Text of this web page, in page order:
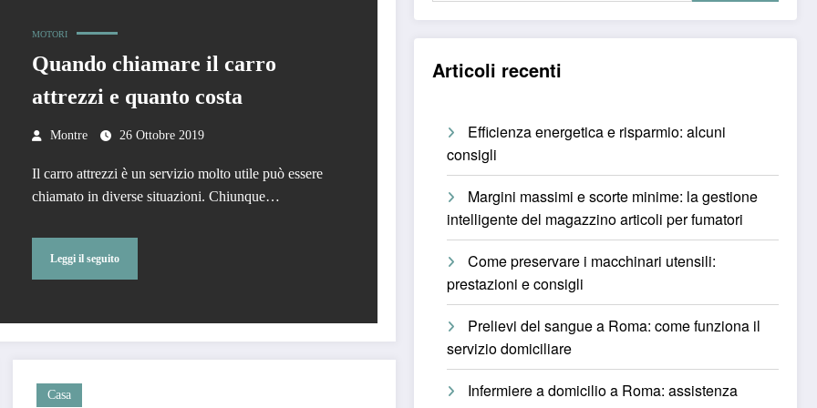
MOTORI
Quando chiamare il carro
attrezzi e quanto costa
Montre 26 Ottobre 2019
Il carro attrezzi è un servizio molto utile può essere
chiamato in diverse situazioni. Chiunque…
Leggi il seguito
Casa
Articoli recenti
Efficienza energetica e risparmio: alcuni
consigli
Margini massimi e scorte minime: la gestione
intelligente del magazzino articoli per fumatori
Come preservare i macchinari utensili:
prestazioni e consigli
Prelievi del sangue a Roma: come funziona il
servizio domiciliare
Infermiere a domicilio a Roma: assistenza